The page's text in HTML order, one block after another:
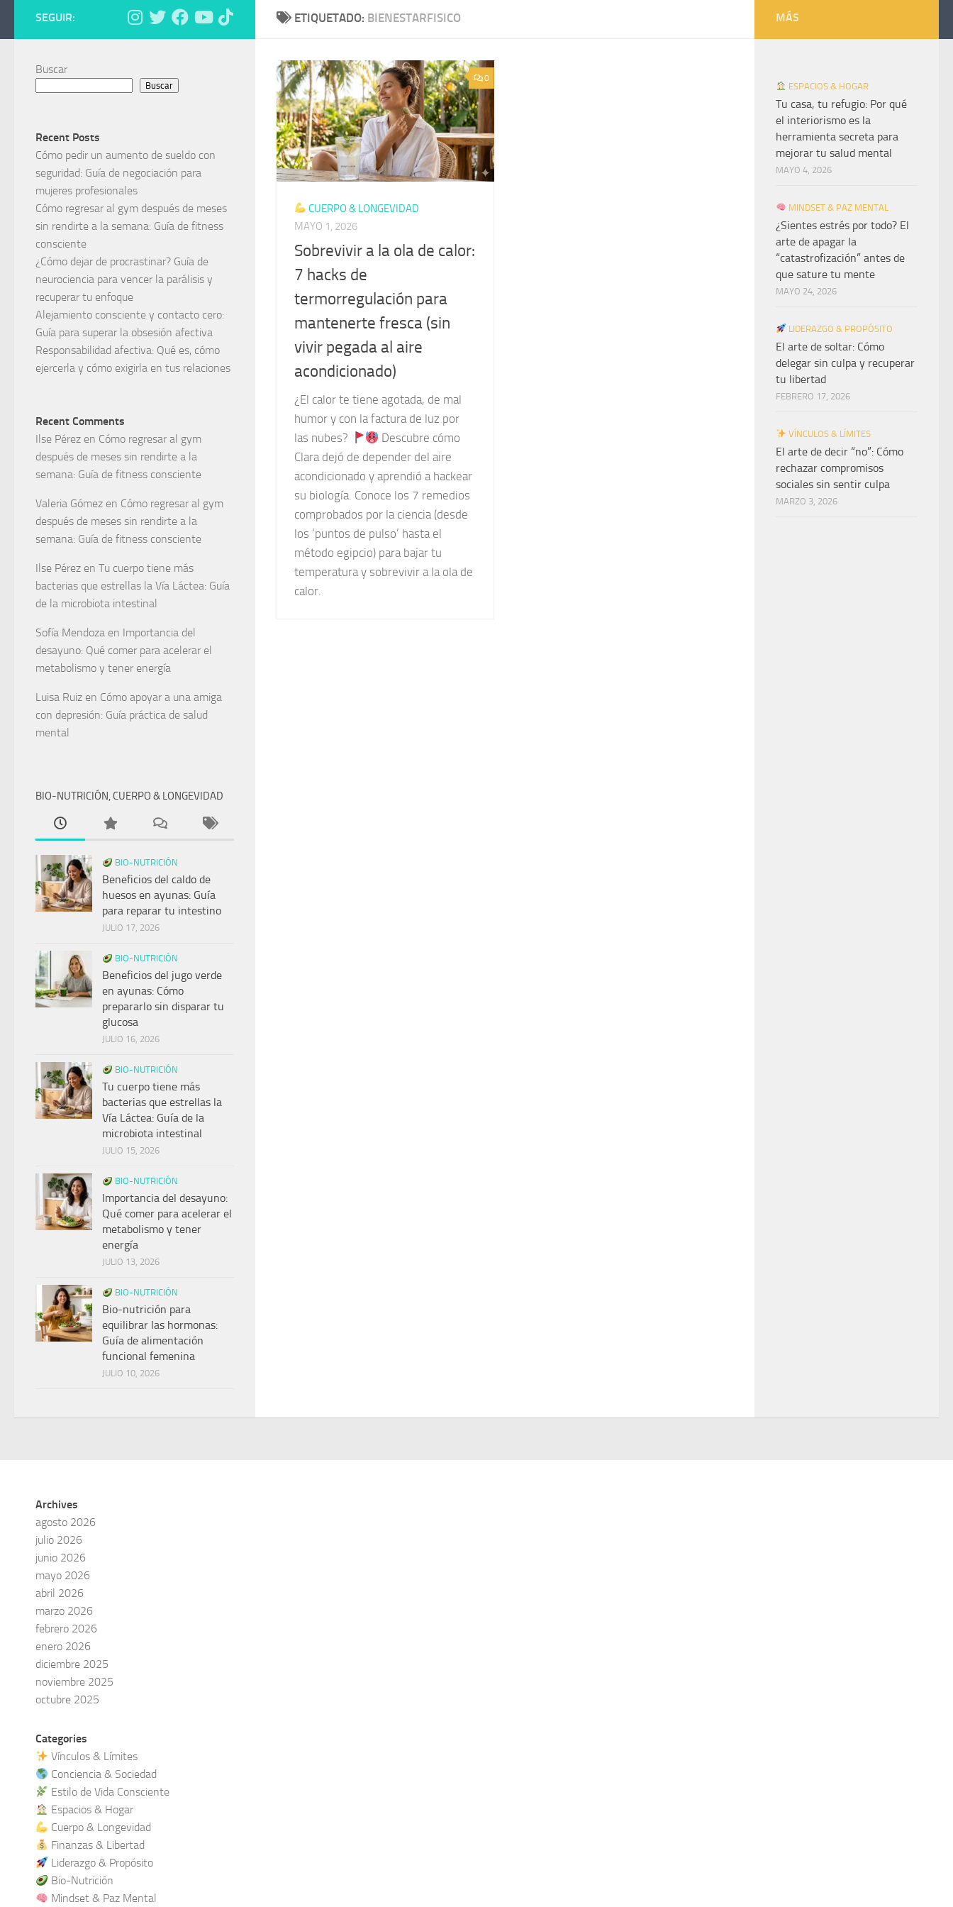
ETIQUETADO: BIENESTARFISICO
0
CUERPO & LONGEVIDAD
MAYO 1, 2026
Sobrevivir a la ola de calor:
7 hacks de
termorregulación para
mantenerte fresca (sin
vivir pegada al aire
acondicionado)
¿El calor te tiene agotada, de mal
humor y con la factura de luz por
las nubes?
Descubre cómo
Clara dejó de depender del aire
acondicionado y aprendió a hackear
su biología. Conoce los 7 remedios
comprobados por la ciencia (desde
los ‘puntos de pulso’ hasta el
método egipcio) para bajar tu
temperatura y sobrevivir a la ola de
calor.
SEGUIR:
Buscar
Buscar
Recent Posts
Cómo pedir un aumento de sueldo con
seguridad: Guía de negociación para
mujeres profesionales
Cómo regresar al gym después de meses
sin rendirte a la semana: Guía de fitness
consciente
¿Cómo dejar de procrastinar? Guía de
neurociencia para vencer la parálisis y
recuperar tu enfoque
Alejamiento consciente y contacto cero:
Guía para superar la obsesión afectiva
Responsabilidad afectiva: Qué es, cómo
ejercerla y cómo exigirla en tus relaciones
Recent Comments
Ilse Pérez en Cómo regresar al gym
después de meses sin rendirte a la
semana: Guía de fitness consciente
Valeria Gómez en Cómo regresar al gym
después de meses sin rendirte a la
semana: Guía de fitness consciente
Ilse Pérez en Tu cuerpo tiene más
bacterias que estrellas la Vía Láctea: Guía
de la microbiota intestinal
Sofía Mendoza en Importancia del
desayuno: Qué comer para acelerar el
metabolismo y tener energía
Luisa Ruiz en Cómo apoyar a una amiga
con depresión: Guía práctica de salud
mental
BIO-NUTRICIÓN, CUERPO & LONGEVIDAD
BIO-NUTRICIÓN
Beneficios del caldo de
huesos en ayunas: Guía
para reparar tu intestino
JULIO 17, 2026
BIO-NUTRICIÓN
Beneficios del jugo verde
en ayunas: Cómo
prepararlo sin disparar tu
glucosa
JULIO 16, 2026
BIO-NUTRICIÓN
Tu cuerpo tiene más
bacterias que estrellas la
Vía Láctea: Guía de la
microbiota intestinal
JULIO 15, 2026
BIO-NUTRICIÓN
Importancia del desayuno:
Qué comer para acelerar el
metabolismo y tener
energía
JULIO 13, 2026
BIO-NUTRICIÓN
Bio-nutrición para
equilibrar las hormonas:
Guía de alimentación
funcional femenina
JULIO 10, 2026
MÁS
ESPACIOS & HOGAR
Tu casa, tu refugio: Por qué
el interiorismo es la
herramienta secreta para
mejorar tu salud mental
MAYO 4, 2026
MINDSET & PAZ MENTAL
¿Sientes estrés por todo? El
arte de apagar la
“catastrofización” antes de
que sature tu mente
MAYO 24, 2026
LIDERAZGO & PROPÓSITO
El arte de soltar: Cómo
delegar sin culpa y recuperar
tu libertad
FEBRERO 17, 2026
VÍNCULOS & LÍMITES
El arte de decir “no”: Cómo
rechazar compromisos
sociales sin sentir culpa
MARZO 3, 2026
Archives
agosto 2026
julio 2026
junio 2026
mayo 2026
abril 2026
marzo 2026
febrero 2026
enero 2026
diciembre 2025
noviembre 2025
octubre 2025
Categories
Vínculos & Límites
Conciencia & Sociedad
Estilo de Vida Consciente
Espacios & Hogar
Cuerpo & Longevidad
Finanzas & Libertad
Liderazgo & Propósito
Bio-Nutrición
Mindset & Paz Mental